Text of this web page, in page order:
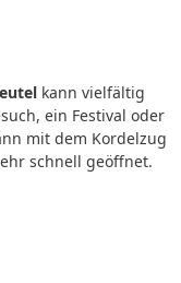
kann vielfältig
ein Festival oder
mit dem Kordelzug
schnell geöffnet.